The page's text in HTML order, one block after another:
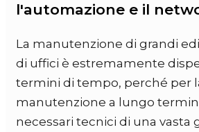
l'automazione e il
La manutenzione di grandi
di uffici è estremamente
termini di tempo, perché per
manutenzione a lungo
necessari tecnici di una vasta